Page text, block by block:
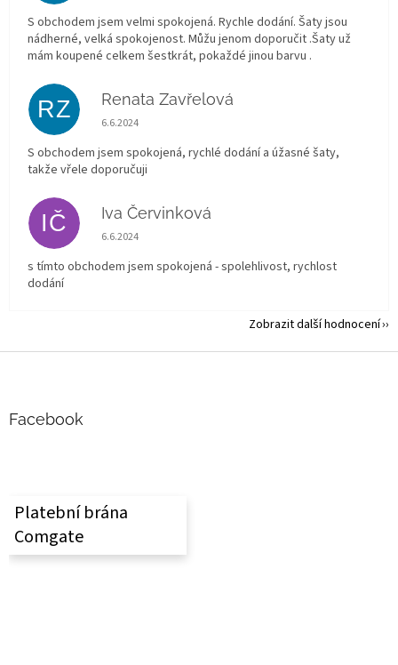
S obchodem jsem velmi spokojená. Rychle dodání. Šaty jsou
nádherné, velká spokojenost. Můžu jenom doporučit .Šaty už
mám koupené celkem šestkrát, pokaždé jinou barvu .
RZ Renata Zavřelová
Hodnocení obchodu je 5 z 5 hvězdiček.
6.6.2024
S obchodem jsem spokojená, rychlé dodání a úžasné šaty,
takže vřele doporučuji
IČ Iva Červinková
Hodnocení obchodu je 5 z 5 hvězdiček.
6.6.2024
s tímto obchodem jsem spokojená - spolehlivost, rychlost
dodání
Zobrazit další hodnocení
Facebook
Platební brána
Comgate